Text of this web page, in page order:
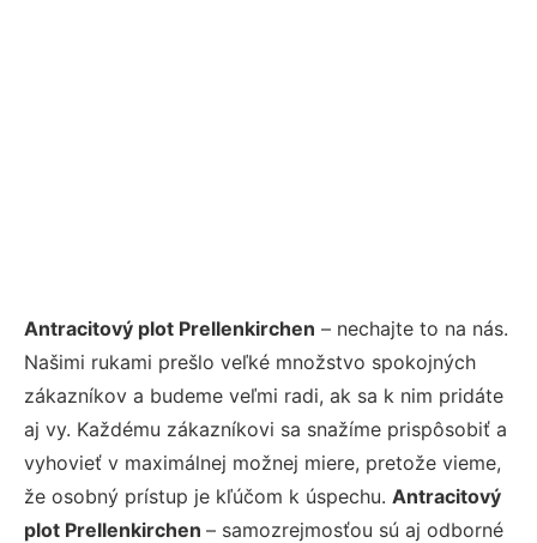
Antracitový plot Prellenkirchen – nechajte to na nás.
Našimi rukami prešlo veľké množstvo spokojných
zákazníkov a budeme veľmi radi, ak sa k nim pridáte
aj vy. Každému zákazníkovi sa snažíme prispôsobiť a
vyhovieť v maximálnej možnej miere, pretože vieme,
že osobný prístup je kľúčom k úspechu. Antracitový
plot Prellenkirchen – samozrejmosťou sú aj odborné